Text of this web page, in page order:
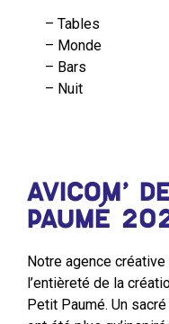
– Tables
– Monde
– Bars
– Nuit
AVICOM’
PAUMÉ
Notre agence
l’entièreté de la
Petit Paumé. Un